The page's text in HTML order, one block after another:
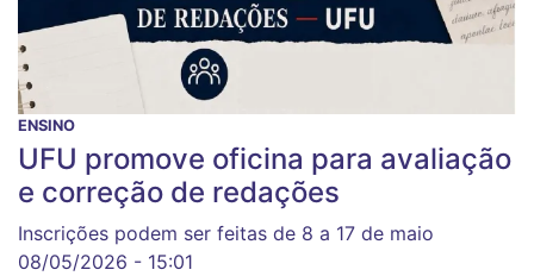
ENSINO
UFU promove oficina para avaliação
e correção de redações
Inscrições podem ser feitas de 8 a 17 de maio
08/05/2026 - 15:01